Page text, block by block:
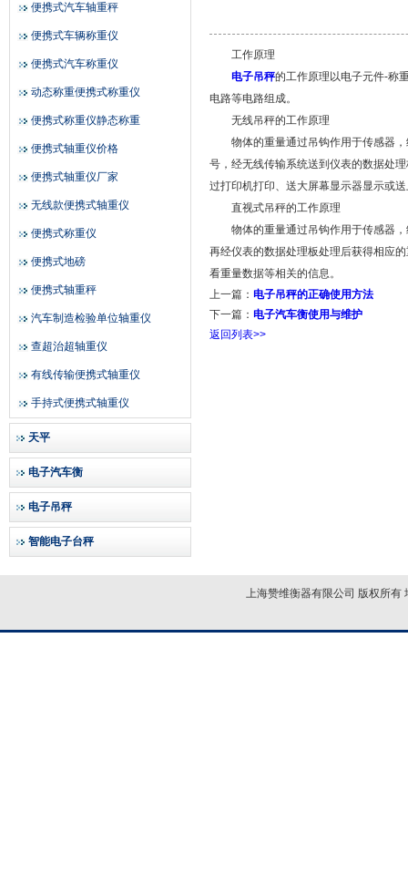
便携式汽车轴重秤
便携式车辆称重仪
便携式汽车称重仪
动态称重便携式称重仪
便携式称重仪静态称重
便携式轴重仪价格
便携式轴重仪厂家
无线款便携式轴重仪
便携式称重仪
便携式地磅
便携式轴重秤
汽车制造检验单位轴重仪
查超治超轴重仪
有线传输便携式轴重仪
手持式便携式轴重仪
天平
电子汽车衡
电子吊秤
智能电子台秤
工作原理
电子吊秤的工作原理以电子元件-称
电路等电路组成。
无线吊秤的工作原理
物体的重量通过吊钩作用于传感器，
号，经无线传输系统送到仪表的数据处
过打印机打印、送大屏幕显示器显示或
直视式吊秤的工作原理
物体的重量通过吊钩作用于传感器，
再经仪表的数据处理板处理后获得相应
看重量数据等相关的信息。
上一篇： 电子吊秤的正确使用方法
下一篇： 电子汽车衡使用与维护
返回列表>>
上海赞维衡器有限公司 版权所